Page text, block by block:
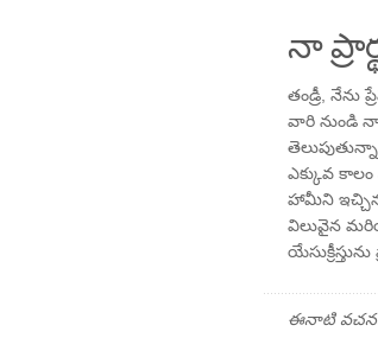
నా
తండ్రీ, నేను
వారి నుండి నా
ఎక్కువ
హామీని
విలువైన
ఈనాటి